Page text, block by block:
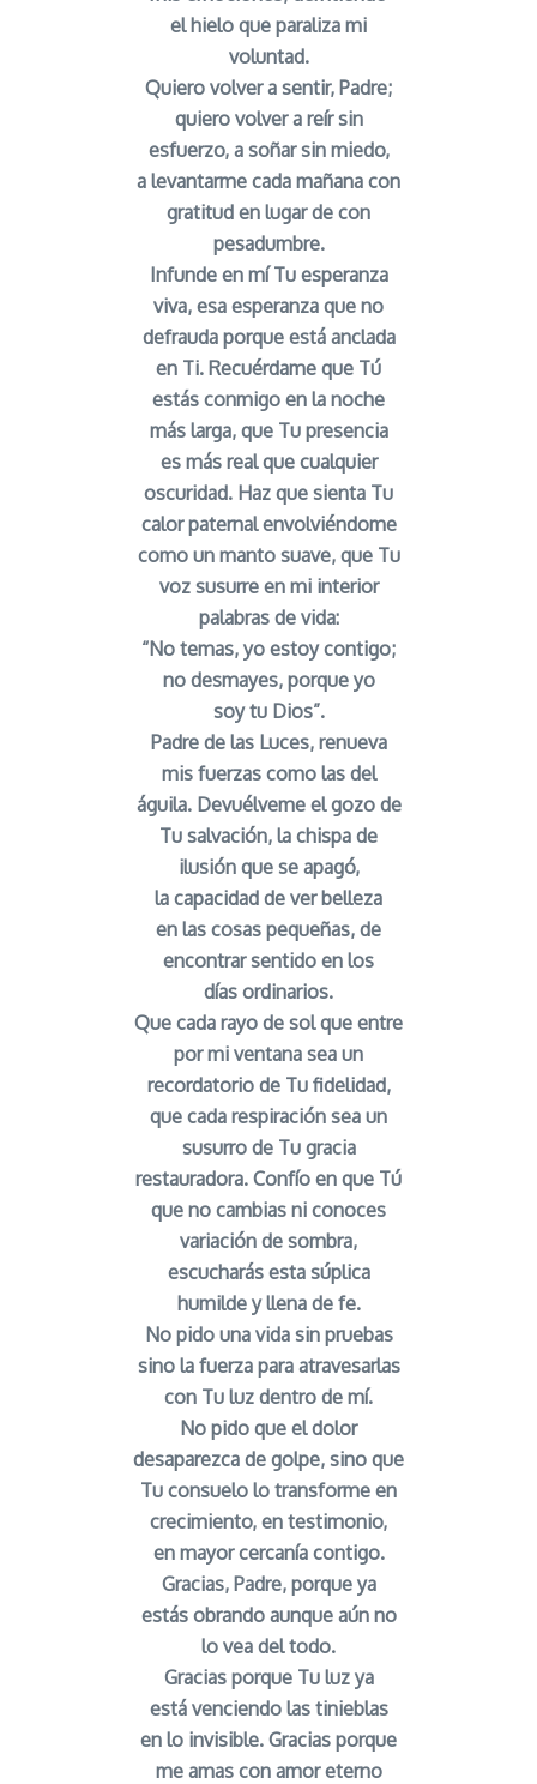
el hielo que paraliza mi
voluntad.
Quiero volver a sentir, Padre;
quiero volver a reír sin
esfuerzo, a soñar sin miedo,
a levantarme cada mañana con
gratitud en lugar de con
pesadumbre.
Infunde en mí Tu esperanza
viva, esa esperanza que no
defrauda porque está anclada
en Ti. Recuérdame que Tú
estás conmigo en la noche
más larga, que Tu presencia
es más real que cualquier
oscuridad. Haz que sienta Tu
calor paternal envolviéndome
como un manto suave, que Tu
voz susurre en mi interior
palabras de vida:
“No temas, yo estoy contigo;
no desmayes, porque yo
soy tu Dios”.
Padre de las Luces, renueva
mis fuerzas como las del
águila. Devuélveme el gozo de
Tu salvación, la chispa de
ilusión que se apagó,
la capacidad de ver belleza
en las cosas pequeñas, de
encontrar sentido en los
días ordinarios.
Que cada rayo de sol que entre
por mi ventana sea un
recordatorio de Tu fidelidad,
que cada respiración sea un
susurro de Tu gracia
restauradora. Confío en que Tú
que no cambias ni conoces
variación de sombra,
escucharás esta súplica
humilde y llena de fe.
No pido una vida sin pruebas
sino la fuerza para atravesarlas
con Tu luz dentro de mí.
No pido que el dolor
desaparezca de golpe, sino que
Tu consuelo lo transforme en
crecimiento, en testimonio,
en mayor cercanía contigo.
Gracias, Padre, porque ya
estás obrando aunque aún no
lo vea del todo.
Gracias porque Tu luz ya
está venciendo las tinieblas
en lo invisible. Gracias porque
me amas con amor eterno